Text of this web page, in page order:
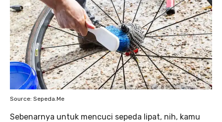
Source: Sepeda.Me
Sebenarnya untuk mencuci sepeda lipat, nih, kamu